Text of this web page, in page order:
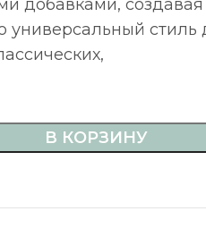
добавками,
универсальный стиль
В КОРЗИНУ